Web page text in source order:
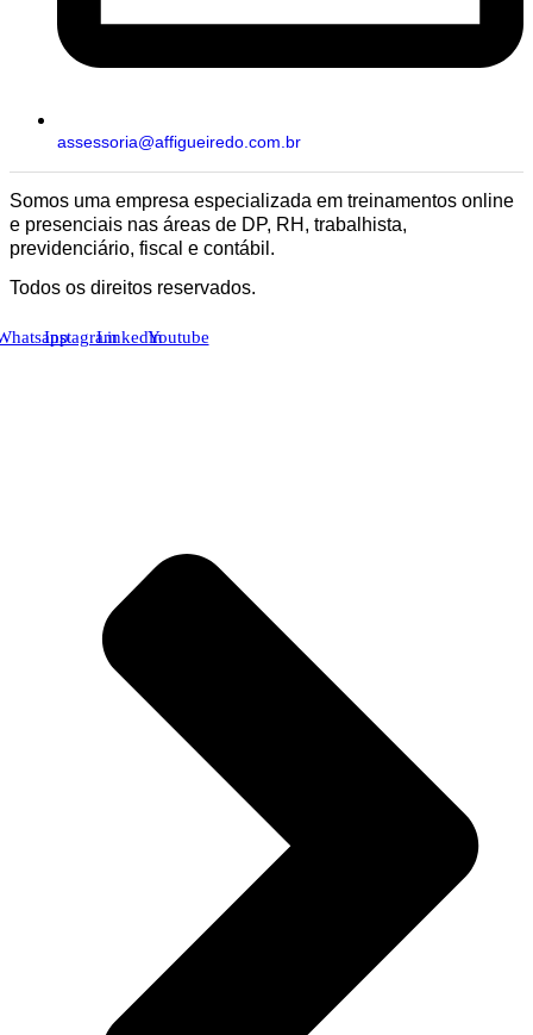
assessoria@affigueiredo.com.br
Somos uma empresa especializada em treinamentos online
e presenciais nas áreas de DP, RH, trabalhista,
previdenciário, fiscal e contábil.
Todos os direitos reservados.
InstagramLinkedinYoutube